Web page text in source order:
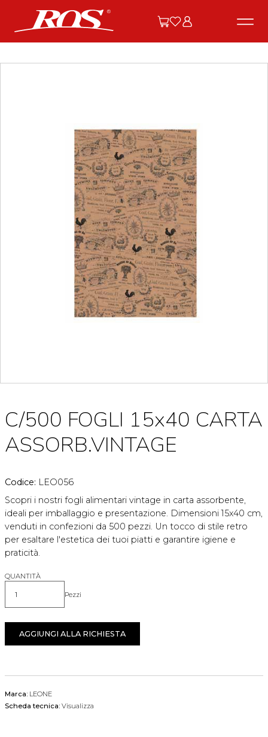
C/500 FOGLI 15x40 CARTA
ASSORB.VINTAGE
Codice: LEO056
Scopri i nostri fogli alimentari vintage in carta assorbente,
ideali per imballaggio e presentazione. Dimensioni 15x40 cm,
venduti in confezioni da 500 pezzi. Un tocco di stile retro
per esaltare l'estetica dei tuoi piatti e garantire igiene e
praticità.
QUANTITÀ
Quantità Pezzi
AGGIUNGI ALLA RICHIESTA
Marca: LEONE
Scheda tecnica: Visualizza